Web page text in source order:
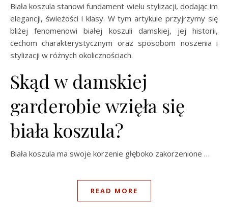
Biała koszula stanowi fundament wielu stylizacji, dodając im
elegancji, świeżości i klasy. W tym artykule przyjrzymy się
bliżej fenomenowi białej koszuli damskiej, jej historii,
cechom charakterystycznym oraz sposobom noszenia i
stylizacji w różnych okolicznościach.
Skąd w damskiej
garderobie wzięła się
biała koszula?
Biała koszula ma swoje korzenie głęboko zakorzenione …
READ MORE